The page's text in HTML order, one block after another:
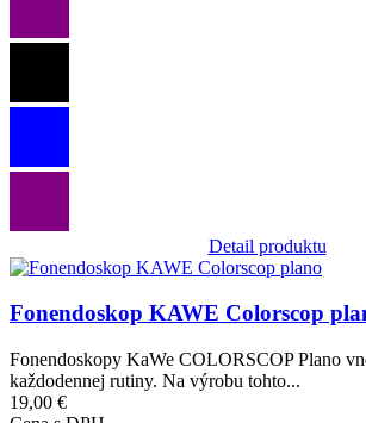
Detail produktu
Obrázok
Fonendoskop KAWE Colorscop
Fonendoskopy KaWe COLORSCOP Plano
každodennej rutiny. Na výrobu tohto...
19,00 €